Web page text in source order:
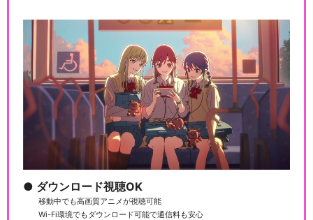
ダウンロード視聴OK
移動中でも高画質アニメが視聴可能
Wi-Fi環境でもダウンロード可能で通信料も安心